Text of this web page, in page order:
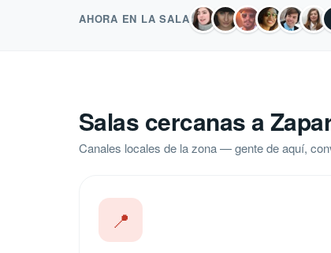
AHORA EN LA SALA
Salas cercanas a
Canales locales de la zona — gente de aquí,
📍